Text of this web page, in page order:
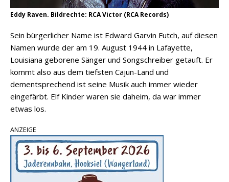
Eddy Raven. Bildrechte: RCA Victor (RCA Records)
Sein bürgerlicher Name ist Edward Garvin Futch, auf diesen
Namen wurde der am 19. August 1944 in Lafayette,
Louisiana geborene Sänger und Songschreiber getauft. Er
kommt also aus dem tiefsten Cajun-Land und
dementsprechend ist seine Musik auch immer wieder
eingefärbt. Elf Kinder waren sie daheim, da war immer
etwas los.
ANZEIGE